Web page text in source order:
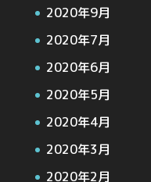
2020年9月
2020年7月
2020年6月
2020年5月
2020年4月
2020年3月
2020年2月